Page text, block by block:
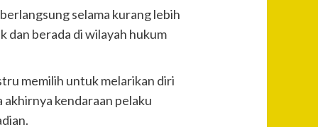
selama kurang lebih
dan berada di wilayah hukum
memilih untuk melarikan diri
kendaraan pelaku